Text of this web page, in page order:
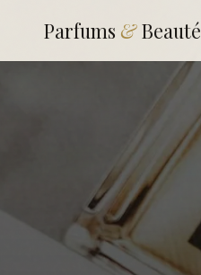
Parfums &Beauté